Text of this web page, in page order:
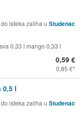
isteka zaliha u Studenac
0,33 l mango 0,33 l
0,59 €
0,85 €
0,5 l
isteka zaliha u Studenac